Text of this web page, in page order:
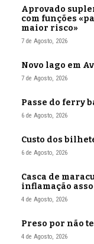
Aprovado
com funções
maior risco»
7 de Agosto, 2026
Novo lago em
7 de Agosto, 2026
Passe do ferry
6 de Agosto, 2026
Custo dos
6 de Agosto, 2026
Casca de
inflamação
4 de Agosto, 2026
Preso por não
4 de Agosto, 2026